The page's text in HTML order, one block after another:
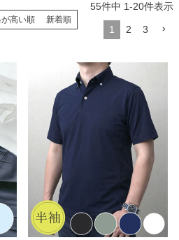
高い順 新着順
55件中 1-20件表示
1 2 3